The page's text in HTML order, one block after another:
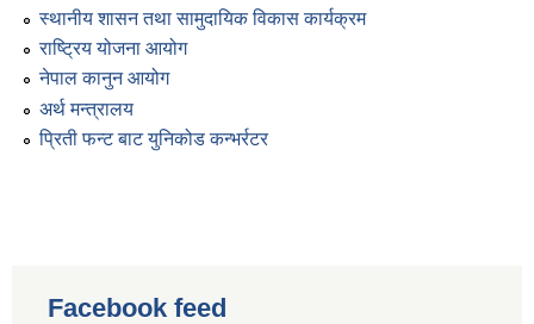
स्थानीय शासन तथा सामुदायिक विकास कार्यक्रम
राष्ट्रिय योजना आयोग
नेपाल कानुन आयोग
अर्थ मन्त्रालय
प्रिती फन्ट बाट युनिकोड कन्भर्रटर
Facebook feed